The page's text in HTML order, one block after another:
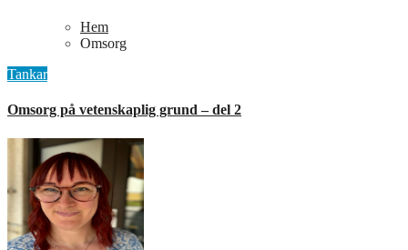
Hem
Omsorg
Tankar
Omsorg på vetenskaplig grund – del 2